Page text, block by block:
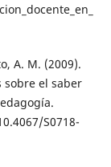
A. M. (2009).
sobre el saber
S0718-